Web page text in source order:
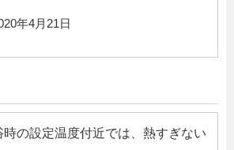
年4月21日
時の設定温度付近では、熱すぎない